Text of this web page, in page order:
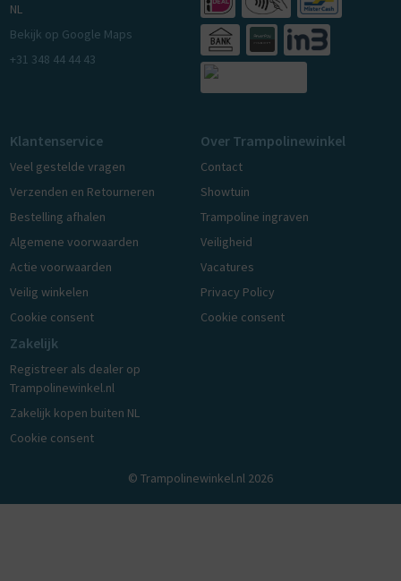
NL
Bekijk op Google Maps
+31 348 44 44 43
Klantenservice
Veel gestelde vragen
Verzenden en Retourneren
Bestelling afhalen
Algemene voorwaarden
Actie voorwaarden
Veilig winkelen
Cookie consent
Over Trampolinewinkel
Contact
Showtuin
Trampoline ingraven
Veiligheid
Vacatures
Privacy Policy
Cookie consent
Zakelijk
Registreer als dealer op
Trampolinewinkel.nl
Zakelijk kopen buiten NL
Cookie consent
© Trampolinewinkel.nl 2026